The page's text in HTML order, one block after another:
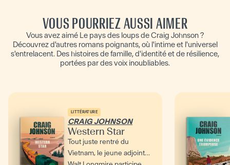
VOUS POURRIEZ AUSSI AIMER
Vous avez aimé Le pays des loups de Craig Johnson ?
Découvrez d'autres romans poignants, où l'intime et l'universel
s'entrelacent. Des histoires de famille, d'identité et de résilience,
portées par des voix inoubliables.
LITTÉRATURE
CRAIG JOHNSON
Western Star
Tout juste rentré du
Vietnam, le jeune adjoint